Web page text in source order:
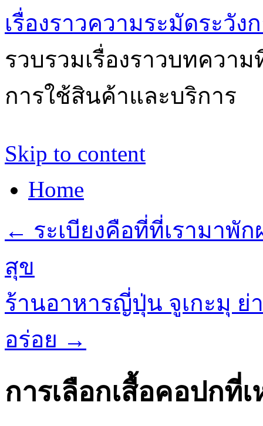
เรื่องราวความระมัดระวัง
รวบรวมเรื่องราวบทควา
การใช้สินค้าและบริการ
Skip to content
Home
← ระเบียงคือที่ที่เรามาพั
สุข
ร้านอาหารญี่ปุ่น จูเกะมุ ย่
อร่อย →
การเลือกเสื้อคอปก